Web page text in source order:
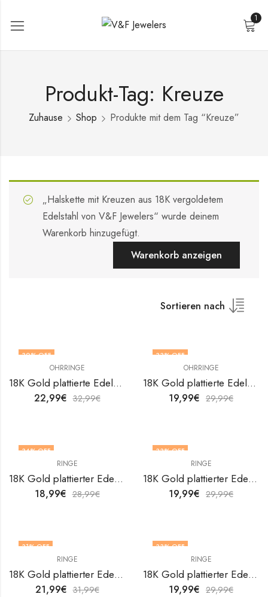
1
Produkt-Tag: Kreuze
Zuhause Shop Produkte mit dem Tag “Kreuze”
„Halskette mit Kreuzen aus 18K vergoldetem
Edelstahl von V&F Jewelers“ wurde deinem
Warenkorb hinzugefügt.
Warenkorb anzeigen
Sortieren nach
30% OFF
OHRRINGE
18K Gold plattierte Edelstahl Kreuze Ohrringe von V&F Jewelers
22,99€ 32,99€
33% OFF
OHRRINGE
18K Gold plattierte Edelstahl Kreuze Ohrringe von V&F Jewelers
19,99€ 29,99€
34% OFF
RINGE
18K Gold plattierter Edelstahl Kreuze Fingerring von V&F Jewelers
18,99€ 28,99€
33% OFF
RINGE
18K Gold plattierter Edelstahl Kreuze Fingerring von V&F Jewelers
19,99€ 29,99€
31% OFF
OUT OF STOCK
RINGE
18K Gold plattierter Edelstahl Kreuze Fingerring von V&F Jewelers
21,99€ 31,99€
33% OFF
RINGE
18K Gold plattierter Edelstahl Kreuze Fingerring von V&F Jewelers
19,99€ 29,99€